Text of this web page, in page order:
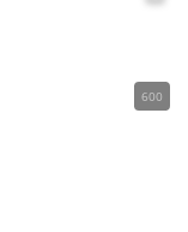
600